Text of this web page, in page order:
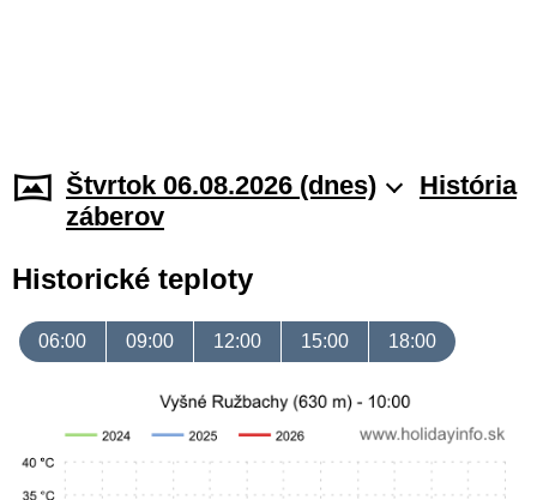
Štvrtok 06.08.2026 (dnes)
História
záberov
Historické teploty
06:00 09:00 12:00 15:00 18:00